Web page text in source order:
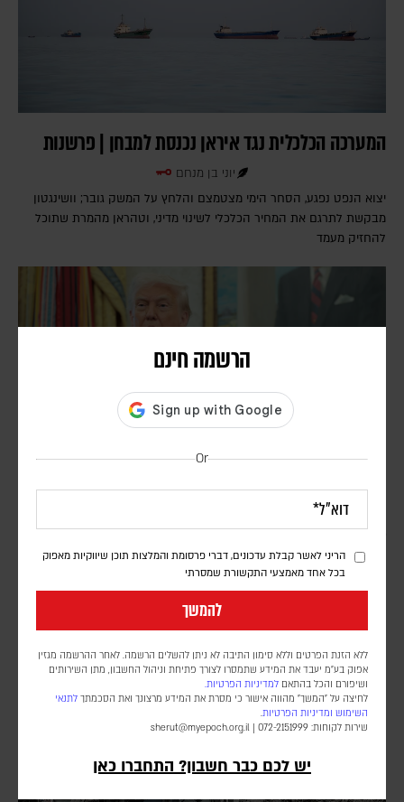
הרשמה חינם
Or
הריני לאשר קבלת עדכונים, דברי פרסומת והמלצות תוכן שיווקיות מאפוק
בכל אחד מאמצעי התקשורת שמסרתי
להמשך
ללא הזנת הפרטים וללא סימון התיבה לא ניתן להשלים הרשמה. לאחר ההרשמה מגזין
אפוק בע״מ יעבד את המידע שתמסרו לצורך פתיחת וניהול החשבון, מתן השירותים
ושיפורם והכל בהתאם למדיניות הפרטיות.
לחיצה על "המשך" מהווה אישור כי מסרת את המידע מרצונך ואת הסכמתך לתנאי
השימוש ומדיניות הפרטיות.
שירות לקוחות: 072-2151999 |
sherut@myepoch.org.il
יש לכם כבר חשבון? התחברו כאן
המערכה הכלכלית נגד איראן נכנסת למבחן | פרשנות
יוני בן מנחם
יצוא הנפט נפגע, הסחר הימי מצטמצם והלחץ על המשק גובר; וושינגטון
מבקשת לתרגם את המחיר הכלכלי לשינוי מדיני, וטהראן מהמרת שתוכל
להחזיק מעמד
טראמפ טוען כי סבב השיחות עם איראן יחל היום;
בישראל מעריכים כי איראן לא שינתה את עמדתה |
פרשנות
למרות הצהרותיו של נשיא ארה"ב, גורמים ביטחוניים בכירים מעריכים כי
קיימת אפשרות שישנה שוב את החלטתו בטווח הקצר, ומציינים כי בצה"ל
שומרים על כוננות גבוהה מול האפשרות שאיראן תחליט ליזום מהלך